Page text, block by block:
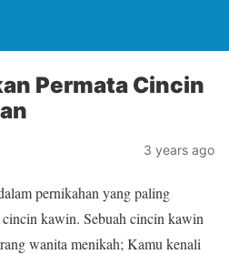
Permata Cincin
3 years ago
pernikahan yang paling
kawin. Sebuah cincin kawin
wanita menikah; Kamu kenali